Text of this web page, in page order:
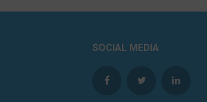
SOCIAL MEDIA